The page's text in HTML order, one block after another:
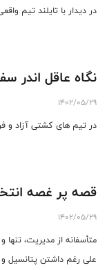
در دیدار با تایلند تیم
نگاه عاقل اندر
1402/05/29
در تیم های کشتی آزاد و
قصه پر غصه
1402/05/29
متأسفانه از مدیریت،
علی رغم داشتن پتانسیل